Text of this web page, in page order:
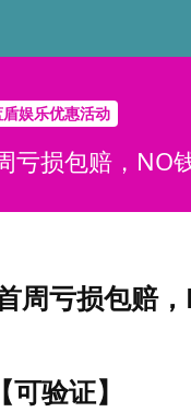
娱乐优惠活动
亏损包赔，NO
周亏损包赔
验证】